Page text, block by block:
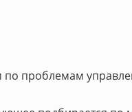
по проблемам